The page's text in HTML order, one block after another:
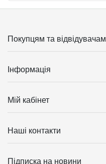
Покупцям та відвідувачам
Інформація
Мій кабінет
Наші контакти
Підписка на новини